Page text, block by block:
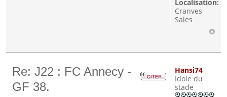
Localisation:
Cranves
Sales
Re: J22 : FC Annecy -
GF 38.
Hansi74
Idole du
stade